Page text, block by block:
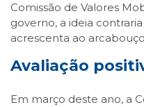
Comissão de Valores
governo, a ideia
acrescenta ao
Avaliação
Em março deste ano, a